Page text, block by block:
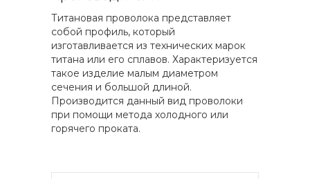
Титановая проволока представляет
собой профиль, который
изготавливается из технических марок
титана или его сплавов. Характеризуется
такое изделие малым диаметром
сечения и большой длиной.
Производится данный вид проволоки
при помощи метода холодного или
горячего проката.